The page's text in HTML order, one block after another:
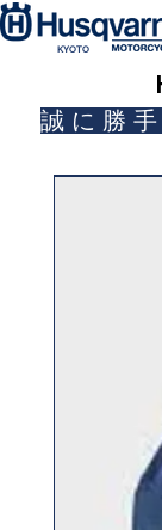
​KYOTO
誠に勝